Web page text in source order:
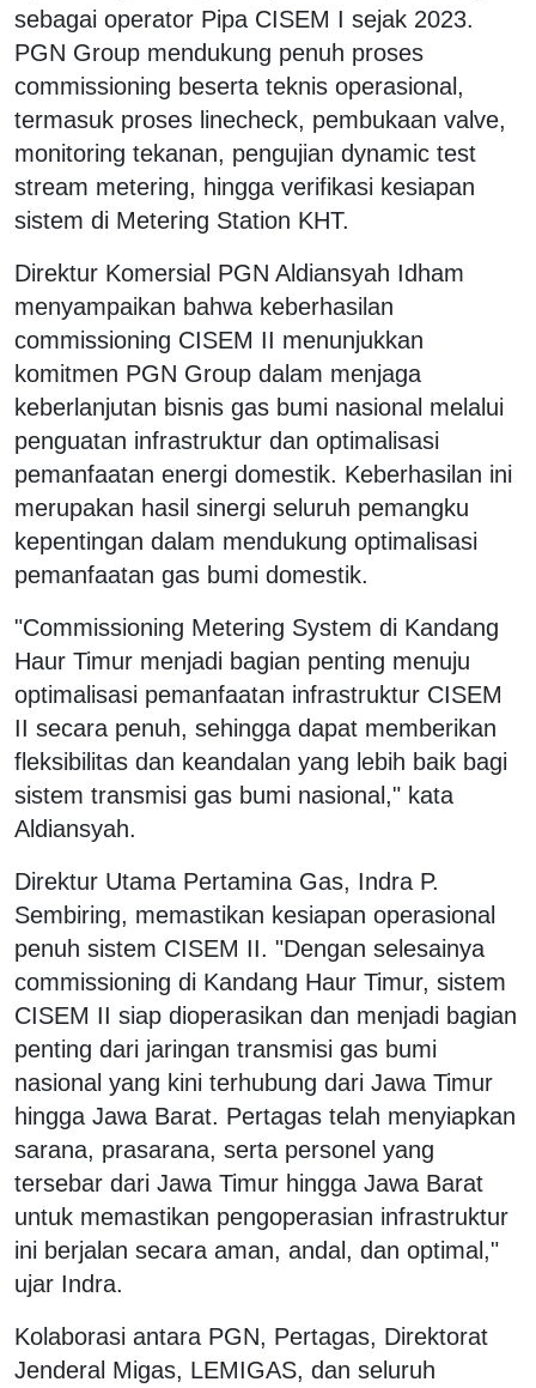
sebagai operator Pipa CISEM I sejak 2023.
PGN Group mendukung penuh proses
commissioning beserta teknis operasional,
termasuk proses linecheck, pembukaan valve,
monitoring tekanan, pengujian dynamic test
stream metering, hingga verifikasi kesiapan
sistem di Metering Station KHT.
Direktur Komersial PGN Aldiansyah Idham
menyampaikan bahwa keberhasilan
commissioning CISEM II menunjukkan
komitmen PGN Group dalam menjaga
keberlanjutan bisnis gas bumi nasional melalui
penguatan infrastruktur dan optimalisasi
pemanfaatan energi domestik. Keberhasilan ini
merupakan hasil sinergi seluruh pemangku
kepentingan dalam mendukung optimalisasi
pemanfaatan gas bumi domestik.
"Commissioning Metering System di Kandang
Haur Timur menjadi bagian penting menuju
optimalisasi pemanfaatan infrastruktur CISEM
II secara penuh, sehingga dapat memberikan
fleksibilitas dan keandalan yang lebih baik bagi
sistem transmisi gas bumi nasional," kata
Aldiansyah.
Direktur Utama Pertamina Gas, Indra P.
Sembiring, memastikan kesiapan operasional
penuh sistem CISEM II. "Dengan selesainya
commissioning di Kandang Haur Timur, sistem
CISEM II siap dioperasikan dan menjadi bagian
penting dari jaringan transmisi gas bumi
nasional yang kini terhubung dari Jawa Timur
hingga Jawa Barat. Pertagas telah menyiapkan
sarana, prasarana, serta personel yang
tersebar dari Jawa Timur hingga Jawa Barat
untuk memastikan pengoperasian infrastruktur
ini berjalan secara aman, andal, dan optimal,"
ujar Indra.
Kolaborasi antara PGN, Pertagas, Direktorat
Jenderal Migas, LEMIGAS, dan seluruh